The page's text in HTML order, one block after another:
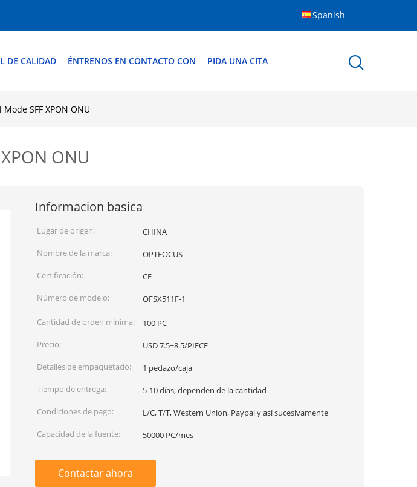
Spanish
DE CALIDAD ÉNTRENOS EN CONTACTO CON PIDA UNA CITA
Mode SFF XPON ONU
ONU
Informacion basica
Lugar de origen:
CHINA
Nombre de la marca:
OPTFOCUS
Certificación:
CE
Número de modelo:
OFSX511F-1
Cantidad de orden mínima:
100 PC
Precio:
USD 7.5~8.5/PIECE
Detalles de empaquetado:
1 pedazo/caja
Tiempo de entrega:
5-10 días, dependen de la cantidad
Condiciones de pago:
L/C, T/T, Western Union, Paypal y así sucesivamente
Capacidad de la fuente:
50000 PC/mes
Contactar ahora